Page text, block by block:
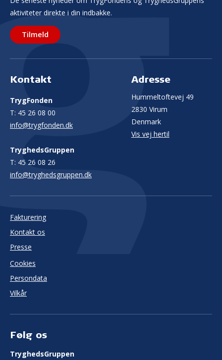
aktiviteter direkte i din indbakke.
Tilmeld
Kontakt
TrygFonden
T: 45 26 08 00
info@trygfonden.dk
TryghedsGruppen
T: 45 26 08 26
info@tryghedsgruppen.dk
Adresse
Hummeltoftevej 49
2830 Virum
Denmark
Vis vej hertil
Fakturering
Kontakt os
Presse
Cookies
Persondata
Vilkår
Følg os
TryghedsGruppen